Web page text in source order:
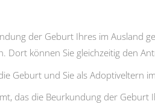
der Geburt Ihres im Ausland
Dort können Sie gleichzeitig den
Geburt und Sie als Adoptiveltern
das die Beurkundung der Geburt